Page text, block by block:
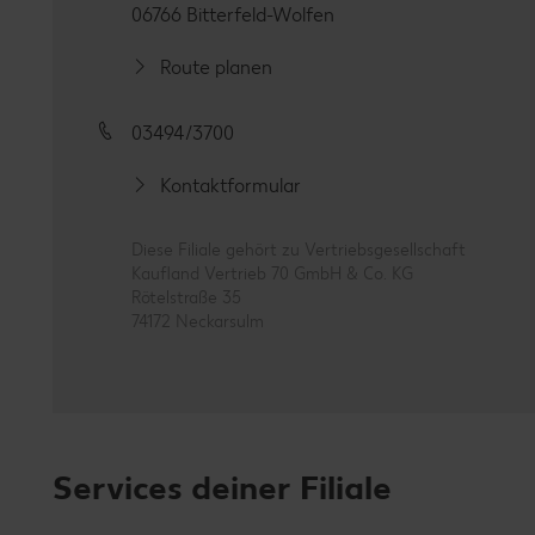
06766 Bitterfeld-Wolfen
Route planen
03494/3700
Kontaktformular
Diese Filiale gehört zu Vertriebsgesellschaft
Kaufland Vertrieb 70 GmbH & Co. KG
Rötelstraße 35
74172 Neckarsulm
Services deiner Filiale